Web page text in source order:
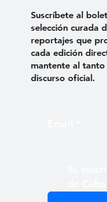
Suscríbete al
selección curada
reportajes que
cada edición
mantente al tanto
discurso oficial.